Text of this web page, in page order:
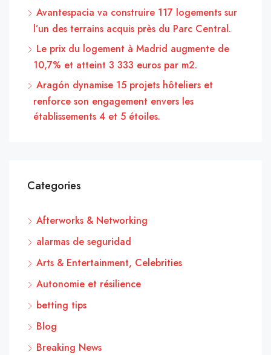
Avantespacia va construire 117 logements sur
l’un des terrains acquis près du Parc Central.
Le prix du logement à Madrid augmente de
10,7% et atteint 3 333 euros par m2.
Aragón dynamise 15 projets hôteliers et
renforce son engagement envers les
établissements 4 et 5 étoiles.
Categories
Afterworks & Networking
alarmas de seguridad
Arts & Entertainment, Celebrities
Autonomie et résilience
betting tips
Blog
Breaking News